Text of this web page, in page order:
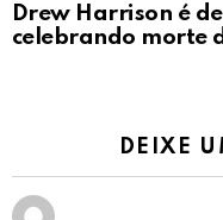
Drew Harrison é
celebrando morte
DEIXE